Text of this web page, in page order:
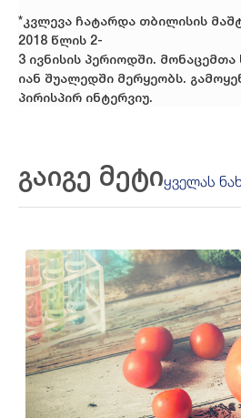
*კვლევა ჩატარდა თბილისის
2018 წლის 2-
3 ივნისის პერიოდში. მონაცემთა
იან შუალედში მერყეობს.
პირისპირ ინტერვიუ.
გაიგე მეტიყველას